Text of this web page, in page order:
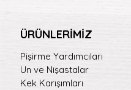
ÜRÜNLERİMİZ
Pişirme Yardımcıları
Un ve Nişastalar
Kek Karışımları